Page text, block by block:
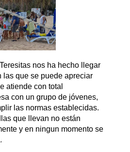
nos ha hecho llegar
las que se puede apreciar
atiende con total
con un grupo de jóvenes,
las normas establecidas.
que llevan no están
y en ningun momento se